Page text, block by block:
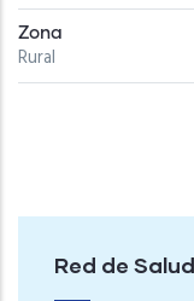
Zona
Rural
Red de Salud